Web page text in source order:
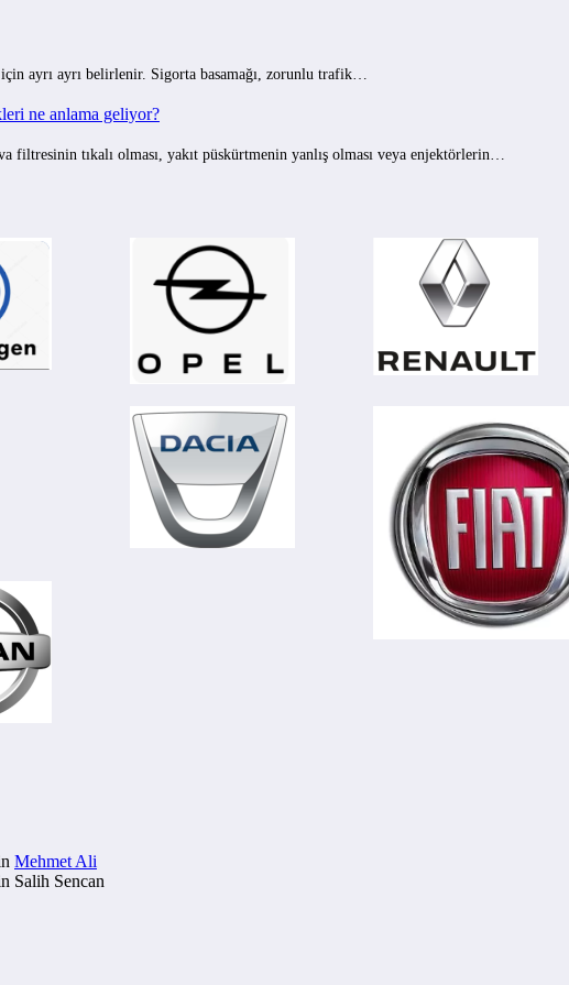
ayrı ayrı belirlenir. Sigorta basamağı, zorunlu trafik…
ne anlama geliyor?
filtresinin tıkalı olması, yakıt püskürtmenin yanlış olması veya enjektörlerin…
Mehmet Ali
Salih Sencan